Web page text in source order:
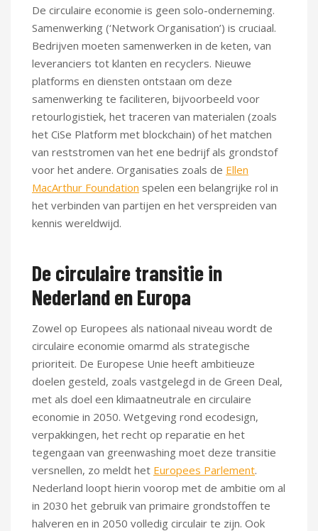
De circulaire economie is geen solo-onderneming.
Samenwerking (‘Network Organisation’) is cruciaal.
Bedrijven moeten samenwerken in de keten, van
leveranciers tot klanten en recyclers. Nieuwe
platforms en diensten ontstaan om deze
samenwerking te faciliteren, bijvoorbeeld voor
retourlogistiek, het traceren van materialen (zoals
het CiSe Platform met blockchain) of het matchen
van reststromen van het ene bedrijf als grondstof
voor het andere. Organisaties zoals de Ellen
MacArthur Foundation spelen een belangrijke rol in
het verbinden van partijen en het verspreiden van
kennis wereldwijd.
De circulaire transitie in
Nederland en Europa
Zowel op Europees als nationaal niveau wordt de
circulaire economie omarmd als strategische
prioriteit. De Europese Unie heeft ambitieuze
doelen gesteld, zoals vastgelegd in de Green Deal,
met als doel een klimaatneutrale en circulaire
economie in 2050. Wetgeving rond ecodesign,
verpakkingen, het recht op reparatie en het
tegengaan van greenwashing moet deze transitie
versnellen, zo meldt het Europees Parlement.
Nederland loopt hierin voorop met de ambitie om al
in 2030 het gebruik van primaire grondstoffen te
halveren en in 2050 volledig circulair te zijn. Ook